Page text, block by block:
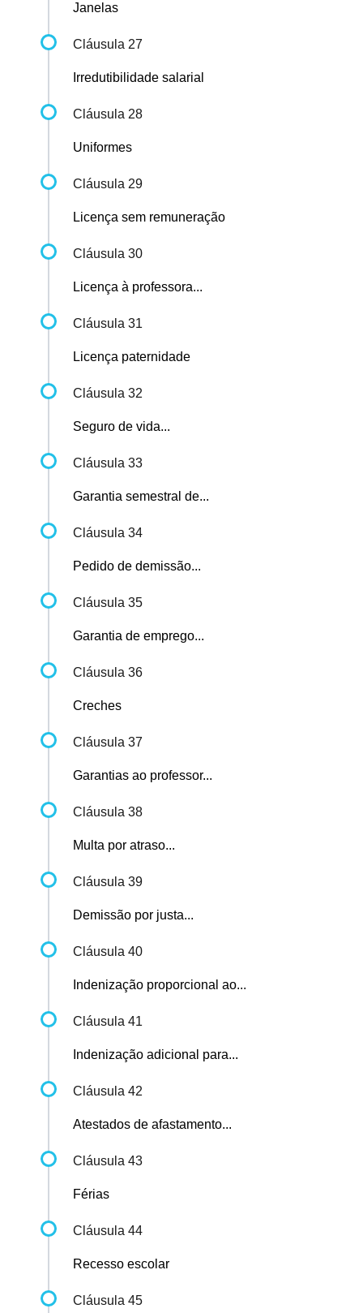
Janelas
Cláusula 27
Irredutibilidade salarial
Cláusula 28
Uniformes
Cláusula 29
Licença sem remuneração
Cláusula 30
Licença à professora...
Cláusula 31
Licença paternidade
Cláusula 32
Seguro de vida...
Cláusula 33
Garantia semestral de...
Cláusula 34
Pedido de demissão...
Cláusula 35
Garantia de emprego...
Cláusula 36
Creches
Cláusula 37
Garantias ao professor...
Cláusula 38
Multa por atraso...
Cláusula 39
Demissão por justa...
Cláusula 40
Indenização proporcional ao...
Cláusula 41
Indenização adicional para...
Cláusula 42
Atestados de afastamento...
Cláusula 43
Férias
Cláusula 44
Recesso escolar
Cláusula 45